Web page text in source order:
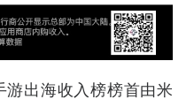
游出海收入榜榜首由米